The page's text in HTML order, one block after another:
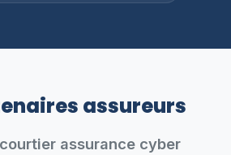
assureurs
courtier assurance cyber